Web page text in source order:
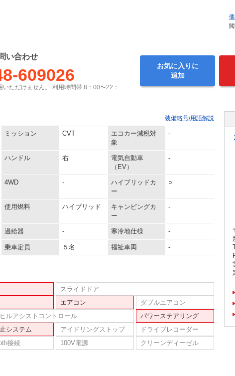
い合わせ
609026
ただけません。 利用時間帯 8：00〜22：
お気に入りに
追加
装備略号/用語解説
ミッション CVT
エコカー減税対
象
-
ハンドル 右
電気自動車
（EV）
-
4WD -
ハイブリッドカ
ー
○
使用燃料 ハイブリッド
キャンピングカ
ー
-
過給器 - 寒冷地仕様 -
乗車定員 ５名 福祉車両 -
スライドドア
エアコン
ダブルエアコン
ルアシストコントロール
パワーステアリング
システム アイドリングストップ
ドライブレコーダー
接続 100V電源
クリーンディーゼル